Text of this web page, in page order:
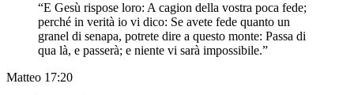
“E Gesù rispose loro: A cagion della vostra poca fede;
perché in verità io vi dico: Se avete fede quanto un
granel di senapa, potrete dire a questo monte: Passa di
qua là, e passerà; e niente vi sarà impossibile.”
Matteo 17:20